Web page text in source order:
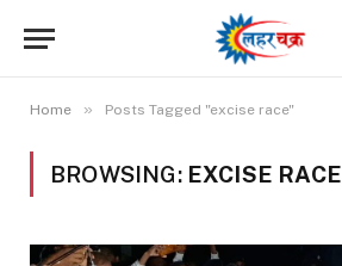
Home » Posts Tagged "excise race"
BROWSING: EXCISE RACE